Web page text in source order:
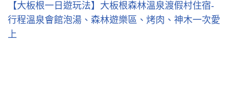
【大板根一日遊玩法】大板根森林溫泉渡假村住宿-
行程溫泉會館泡湯、森林遊樂區、烤肉、神木一次愛
上